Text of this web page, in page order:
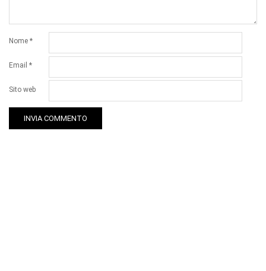
Nome *
Email *
Sito web